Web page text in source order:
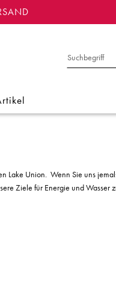
Lake Union. Wenn Sie uns
Ziele für Energie und